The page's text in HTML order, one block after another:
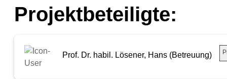
Projektbeteiligte:
Prof. Dr. habil. Lösener, Hans (Betreuung)